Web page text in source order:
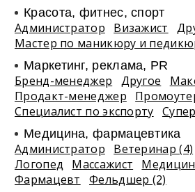
Красота, фитнес, спорт
Администратор Визажист
Мастер по маникюру и
Маркетинг, реклама, PR
Бренд-менеджер Другое
Продакт-менеджер
Специалист по экспорту
Медицина, фармацевтика
Администратор Ветеринар (4)
Логопед
Массажист
Фармацевт
Фельдшер (2)